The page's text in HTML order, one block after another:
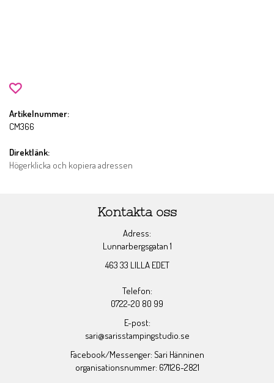
Artikelnummer:
CM366
Direktlänk:
Högerklicka och kopiera adressen
Kontakta oss
Adress:
Lunnarbergsgatan 1
463 33 LILLA EDET
Telefon:
0722-20 80 99
E-post:
sari@sarisstampingstudio.se
Facebook/Messenger: Sari Hänninen
organisationsnummer: 671126-2821